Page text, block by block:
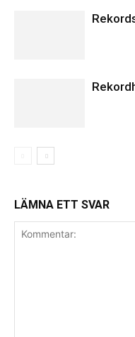
LÄMNA ETT SVAR